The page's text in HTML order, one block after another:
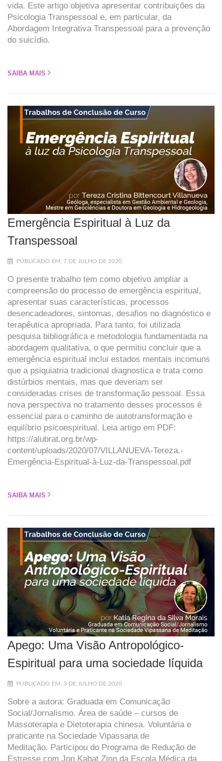
vida. Este artigo objetiva apresentar contribuições da
Psicologia Transpessoal e, em particular, da
Abordagem Integrativa Transpessoal para a prevenção
do suicídio.
SAIBA MAIS
Emergência Espiritual à Luz da
Transpessoal
PUBLICADO EM: 7 DE JULHO DE 2020
O presente trabalho tem como objetivo ampliar a
compreensão do processo de emergência espiritual,
apresentar suas características, processos
desencadeadores, sintomas, desafios no diagnóstico e
terapêutica apropriada. Para tanto, foi utilizada
pesquisa bibliográfica e metodologia fundamentada na
abordagem qualitativa, o que permitiu concluir que a
emergência espiritual inclui estados mentais incomuns
que a psiquiatria tradicional diagnostica e trata como
distúrbios mentais, mas que deveriam ser
consideradas crises de transformação pessoal. Essa
nova perspectiva no tratamento desses processos é
essencial para o caminho de autotransformação e
equilíbrio psicoespiritual. Leia artigo em PDF:
https://alubrat.org.br/wp-
content/uploads/2020/07/VILLANUEVA-Tereza.-
Emergência-Espiritual-à-Luz-da-Transpessoal.pdf
SAIBA MAIS
Apego: Uma Visão Antropológico-
Espiritual para uma sociedade líquida
PUBLICADO EM: 3 DE JULHO DE 2020
Sobre a autora: Graduada em Comunicação
Social/Jornalismo. Área de saúde – cursos de
Massoterapia e Dietoterapia chinesa. Voluntária e
praticante na Sociedade Vipassana de
Meditação. Participou do Programa de Redução de
Estresse com Jon Kabat Zinn da Escola Médica da